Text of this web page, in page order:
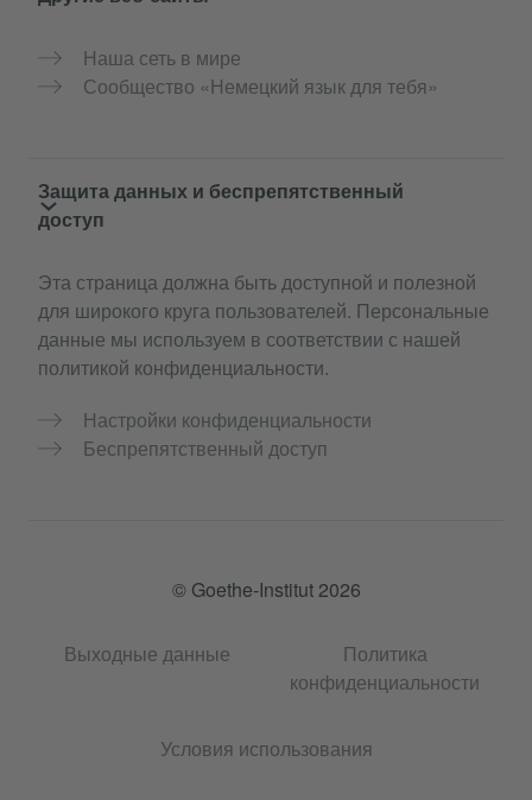
Наша сеть в мире
Сообщество «Немецкий язык для тебя»
Защита данных и беспрепятственный
доступ
Эта страница должна быть доступной и полезной
для широкого круга пользователей. Персональные
данные мы используем в соответствии с нашей
политикой конфиденциальности.
Настройки конфиденциальности
Беспрепятственный доступ
© Goethe-Institut 2026
Выходные данные
Политика
конфиденциальности
Условия использования